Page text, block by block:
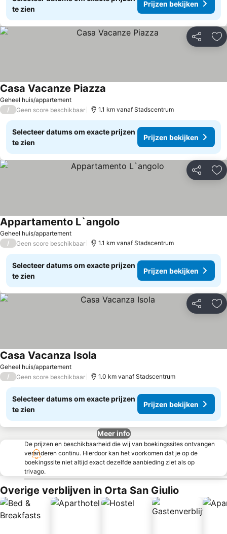
te zien
Prijzen bekijken
Delen
Geheel huis/appartement
Casa Vacanze Piazza
/ Geen score beschikbaar 1.1 km vanaf Stadscentrum
Selecteer datums om exacte prijzen
te zien
Prijzen bekijken
Delen
Geheel huis/appartement
Appartamento L`angolo
/ Geen score beschikbaar 1.1 km vanaf Stadscentrum
Selecteer datums om exacte prijzen
te zien
Prijzen bekijken
Delen
Geheel huis/appartement
Casa Vacanza Isola
/ Geen score beschikbaar 1.0 km vanaf Stadscentrum
Selecteer datums om exacte prijzen
te zien
Prijzen bekijken
Meer info
De prijzen en beschikbaarheid die wij van boekingssites ontvangen
veranderen continu. Hierdoor kan het voorkomen dat je op de
boekingssite niet altijd exact dezelfde aanbieding ziet als op
trivago.
Overige verblijven in Orta San Giulio